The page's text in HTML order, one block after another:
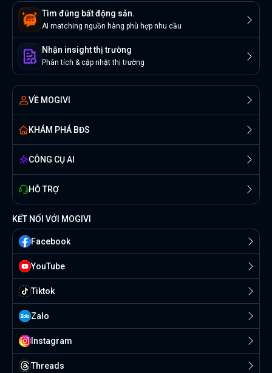
Tìm đúng bất động sản.
AI matching nguồn hàng phù hợp nhu cầu
Nhận insight thị trường
Phân tích & cập nhật thị trường
VỀ MOGIVI
KHÁM PHÁ BĐS
CÔNG CỤ AI
HỖ TRỢ
KẾT NỐI VỚI MOGIVI
Facebook
YouTube
Tiktok
Zalo
Instagram
Threads